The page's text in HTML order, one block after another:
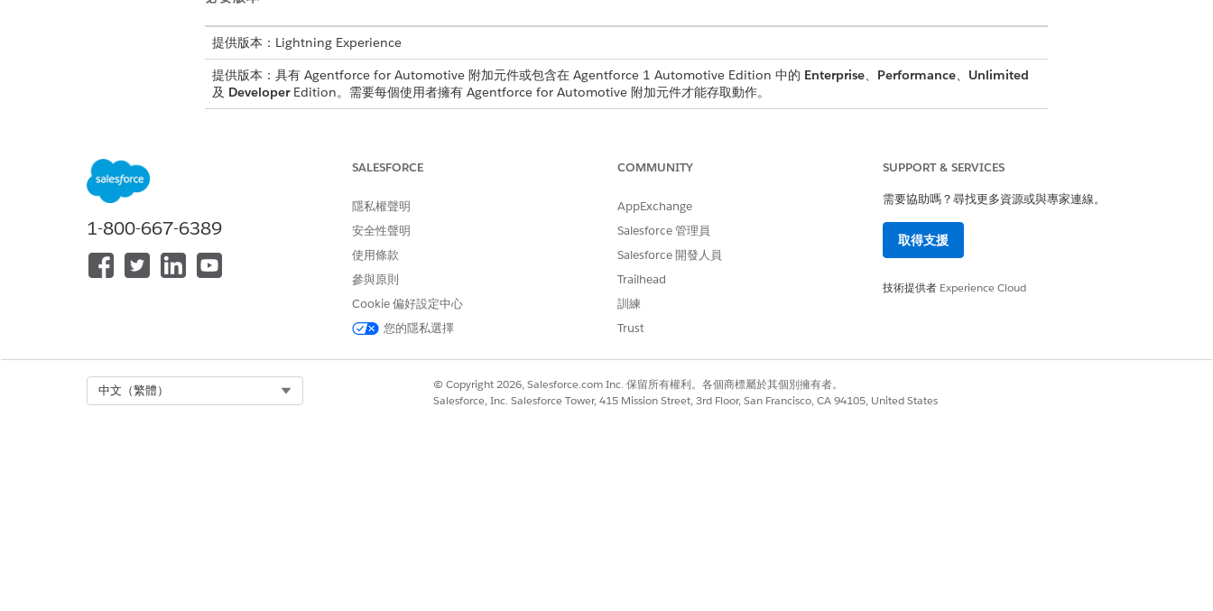
提供版本：Lightning Experience
提供版本：具有 Agentforce for Automotive 附加元件或包含在 Agentforce 1 Automotive Edition 中的 Enterprise、 Performance、 Unlimited
及 DeveloperEdition。需要每個使用者擁有 Agentforce for Automotive 附加元件才能存取動作。
請參閱標準工作人員動作的一般使用者存取權
動作詳細資料
API 名稱
SrchRelaPrdctAndPrt
流程
此動作是否會執行一或多個提示範本?
是
此文章是否解決您的問題？
1-800-667-6389
SALESFORCE
隱私權聲明
安全性聲明
使用條款
參與原則
Cookie 偏好設定中心
您的隱私選擇
COMMUNITY
AppExchange
Salesforce 管理員
Salesforce 開發人員
Trailhead
訓練
Trust
SUPPORT & SERVICES
需要協助嗎？尋找更多資源或與專家連線。
取得支援
技術提供者 Experience Cloud
中文（繁體）
© Copyright 2026, Salesforce.com Inc. 保留所有權利。各個商標屬於其個別擁有者。
Salesforce, Inc. Salesforce Tower, 415 Mission Street, 3rd Floor, San Francisco, CA 94105, United States